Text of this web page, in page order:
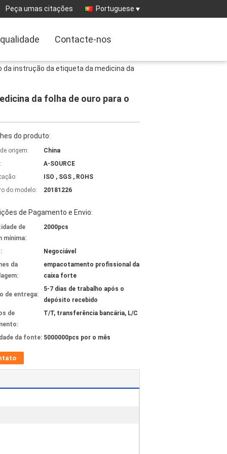
Peça umas citações Portuguese
Contacte-nos
instrução da etiqueta da medicina da
da folha de ouro para o
do produto:
origem:
China
A-SOURCE
ISO , SGS , ROHS
do modelo:
20181226
de Pagamento e Envio:
de
mínima:
2000pcs
Negociável
da
empacotamento profissional da
caixa forte
de entrega:
5-7 dias de trabalho após o
depósito recebido
de
T/T, transferência bancária, L/C
da fonte: 5000000pcs por o mês